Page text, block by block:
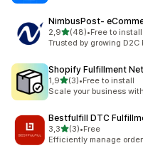
NimbusPost‑
2,9/ 5 tähteä
(48)
48 arvostelua yhteensä
•Free to install
Trusted by growing
Shopify Fulfillment
1,9/ 5 tähteä
(3)
3 arvostelua yhteensä
•Free to install
Scale your business
Bestfulfill DTC
3,3/ 5 tähteä
(3)
3 arvostelua yhteensä
•Free
Efficiently manage